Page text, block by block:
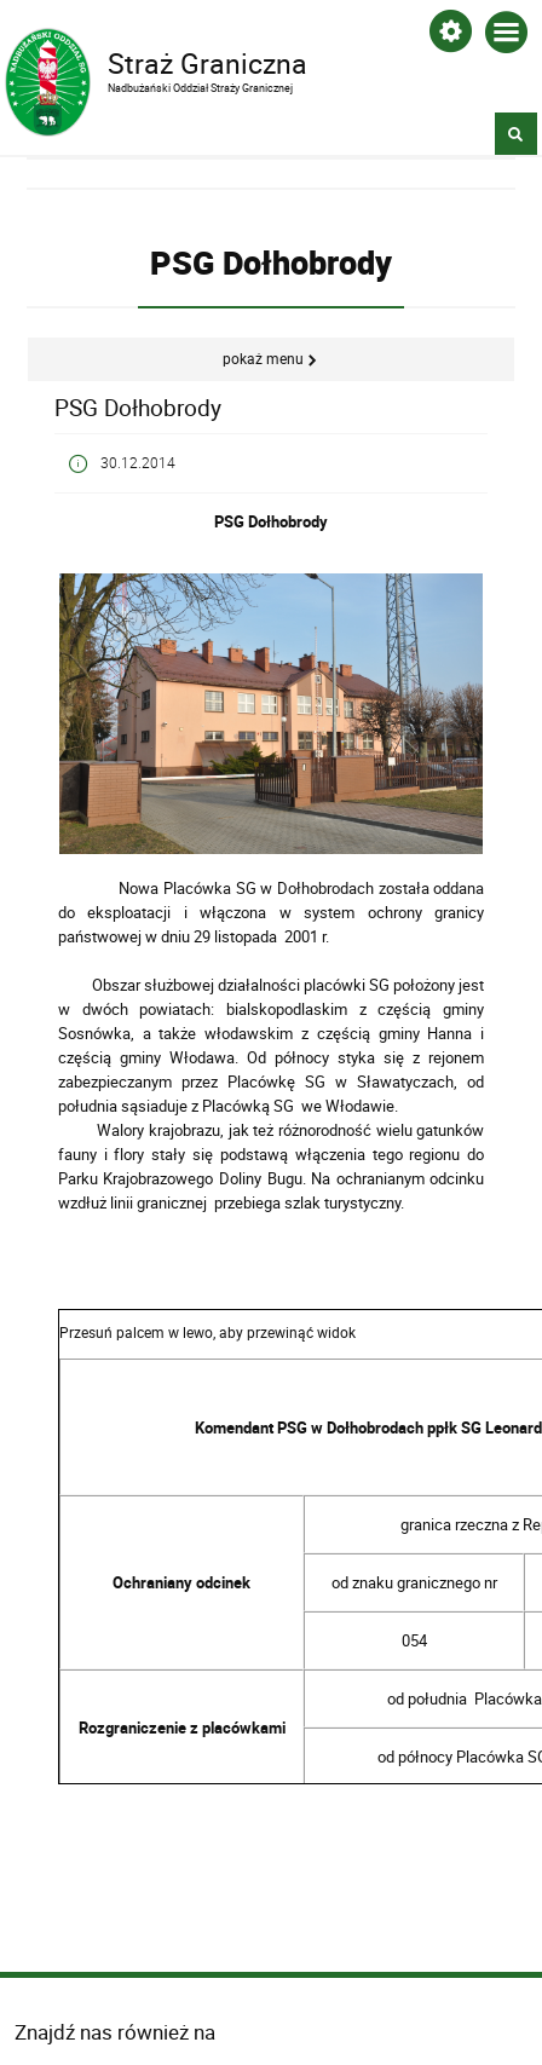
Straż Graniczna
Nadbużański Oddział Straży Granicznej
PSG Dołhobrody
pokaż menu
PSG Dołhobrody
30.12.2014
PSG Dołhobrody
Nowa Placówka SG w Dołhobrodach została oddana
do eksploatacji i włączona w system ochrony granicy
państwowej w dniu 29 listopada 2001 r.
Obszar służbowej działalności placówki SG położony jest
w dwóch powiatach: bialskopodlaskim z częścią gminy
Sosnówka, a także włodawskim z częścią gminy Hanna i
częścią gminy Włodawa. Od północy styka się z rejonem
zabezpieczanym przez Placówkę SG w Sławatyczach, od
południa sąsiaduje z Placówką SG we Włodawie.
Walory krajobrazu, jak też różnorodność wielu gatunków
fauny i flory stały się podstawą włączenia tego regionu do
Parku Krajobrazowego Doliny Bugu. Na ochranianym odcinku
wzdłuż linii granicznej przebiega szlak turystyczny.
Komendant PSG w Dołhobrodach ppłk SG
Ochraniany odcinek
granica rzeczna z
od znaku granicznego nr
054
Rozgraniczenie z placówkami
od południa
od północy Placówka
Znajdź nas również na